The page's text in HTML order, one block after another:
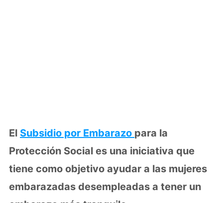
El Subsidio por Embarazo para la
Protección Social es una iniciativa que
tiene como objetivo ayudar a las mujeres
embarazadas desempleadas a tener un